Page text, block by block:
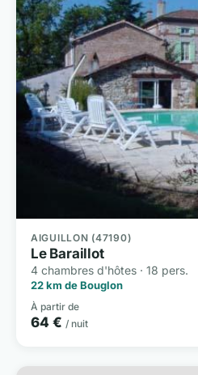
AIGUILLON (47190)
Le Baraillot
4 chambres d'hôtes · 18 pers.
22 km de Bouglon
À partir de
64 € / nuit